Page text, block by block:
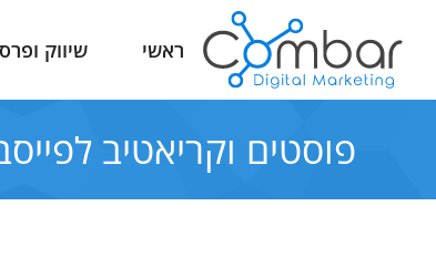
ראשי שיווק
פוסטים וקריאטיב